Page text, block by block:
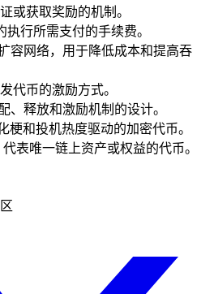
或获取奖励的机制。
执行所需支付的手续费。
容网络，用于降低成本和提高吞
代币的激励方式。
、释放和激励机制的设计。
梗和投机热度驱动的加密代币。
代表唯一链上资产或权益的代币。